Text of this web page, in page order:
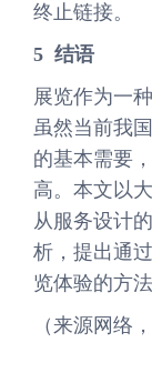
终止链接。
5 结语
展览作为一
虽然当前我
的基本需要
高。本文以
从服务设计
析，提出通
览体验的方
（来源网络